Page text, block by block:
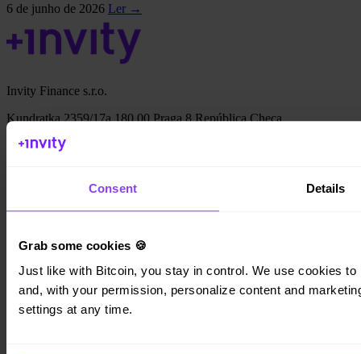
Consent Details
Grab some cookies 🍪
Just like with Bitcoin, you stay in control. We use cookies
and, with your permission, personalize content and
settings at any time.
6 de junho de 2026 Ler →
Invity Finance s.r.o.
Kundratka 2359/17a 180 00 Praga 8 República Checa
ID da empresa: 223 69 775
Pessoal
Empresas
Empréstimos
Turbo Compra
Ganhe Bitcoin